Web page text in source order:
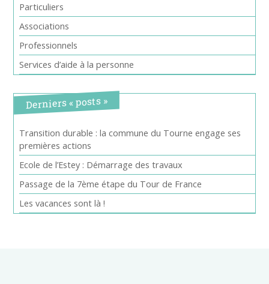
Particuliers
Associations
Professionnels
Services d’aide à la personne
Derniers « posts »
Transition durable : la commune du Tourne engage ses
premières actions
Ecole de l’Estey : Démarrage des travaux
Passage de la 7ème étape du Tour de France
Les vacances sont là !